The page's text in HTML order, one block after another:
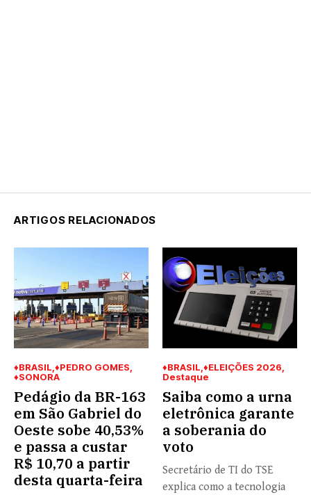
ARTIGOS RELACIONADOS
♦BRASIL ♦PEDRO GOMES
♦SONORA
Pedágio da BR-163
em São Gabriel do
Oeste sobe 40,53%
e passa a custar
R$ 10,70 a partir
desta quarta-feira
♦BRASIL ♦ELEIÇÕES 2026
Destaque
Saiba como a urna
eletrônica garante
a soberania do
voto
Secretário de TI do TSE
explica como a tecnologia